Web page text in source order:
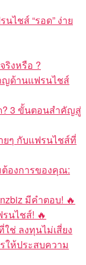
ไชส์ “รอด” ง่าย
ริงหรือ ?
ญด้านแฟรนไชส์
? 3 ขั้นตอนสำคัญสู่
ยๆ กับแฟรนไชส์ที่
องการของคุณ:
มีคำตอบ! 🔥
นไชส์! 🔥
ช่ ลงทุนไม่เสี่ยง
ให้ประสบความ